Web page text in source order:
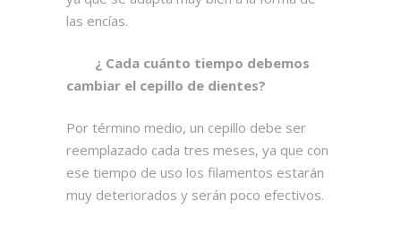
las encías.
¿ Cada cuánto tiempo debemos
cambiar el cepillo de dientes?
Por término medio, un cepillo debe ser
reemplazado cada tres meses, ya que con
ese tiempo de uso los filamentos estarán
muy deteriorados y serán poco efectivos.